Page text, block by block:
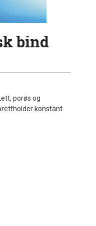
bind
porøs og
konstant